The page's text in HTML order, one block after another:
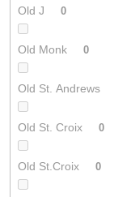
Old J 0
Old Monk 0
Old St. Andrews
Old St. Croix 0
Old St.Croix 0